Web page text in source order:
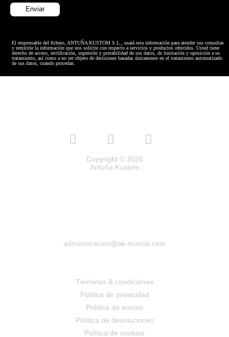
El responsable del fichero, ANTUÑA KUSTOM S.L., usará esta información para atender sus consultas
y remitirle la información que nos solicite con respecto a servicios y productos ofrecidos. Usted tiene
derecho de acceso, rectificación, supresión y portabilidad de sus datos, de limitación y oposición a su
tratamiento, así como a no ser objeto de decisiones basadas únicamente en el tratamiento automatizado
de sus datos, cuando procedan.
Copyright © 2026
Antuña Kustom
administracion@ak-murcia.com
Términos & condiciones
Política de privacidad
Política de envíos
Política de devoluciones
Política de cookies